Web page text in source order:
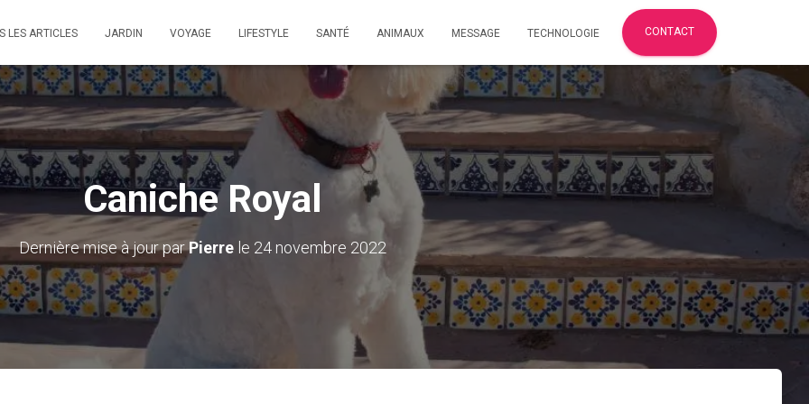
LES ARTICLES JARDIN VOYAGE LIFESTYLE SANTÉ ANIMAUX MESSAGE TECHNOLOGIE CONTACT
Caniche Royal
Dernière mise à jour parPierrele 24 novembre 2022